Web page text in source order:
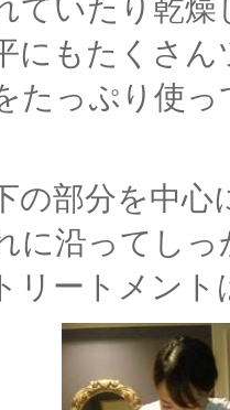
ていたり乾
にもたくさ
たっぷり使
の部分を中心
に沿ってし
リートメン